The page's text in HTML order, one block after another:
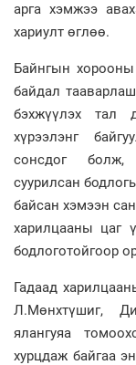
арга хэмжээ
хариулт өглөө.
Байнгын
байдал
бэхжүүлэх тал
хүрээлэнг
сонсдог болж,
суурилсан
байсан хэмээн
харилцааны цаг
бодлоготойгоор
Гадаад
Л.Мөнхтүшиг,
ялангуяа
хурцдаж байгаа